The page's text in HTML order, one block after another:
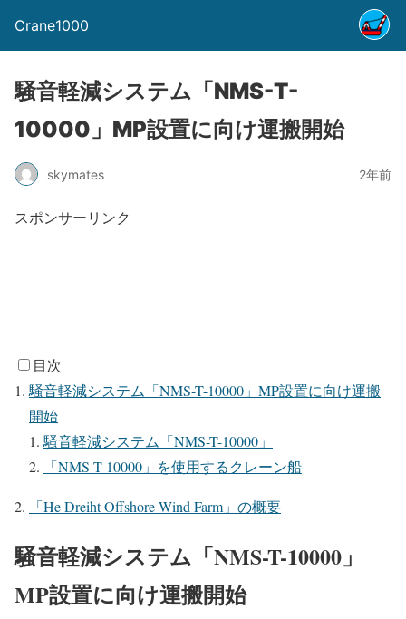
Crane1000
騒音軽減システム「NMS-T-
10000」MP設置に向け運搬開始
skymates 2年前
スポンサーリンク
目次
騒音軽減システム「NMS-T-10000」MP設置に向け運搬
開始
騒音軽減システム「NMS-T-10000」
「NMS-T-10000」を使用するクレーン船
「He Dreiht Offshore Wind Farm」の概要
騒音軽減システム「NMS-T-10000」
MP設置に向け運搬開始